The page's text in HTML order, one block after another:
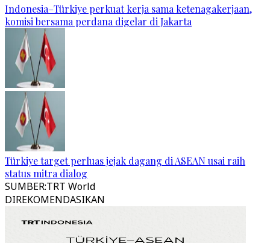
Indonesia–Türkiye perkuat kerja sama ketenagakerjaan,
komisi bersama perdana digelar di Jakarta
Türkiye target perluas jejak dagang di ASEAN usai raih
status mitra dialog
SUMBER:TRT World
DIREKOMENDASIKAN